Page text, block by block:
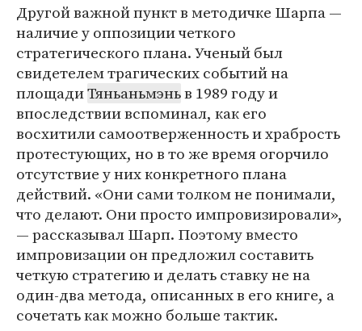
Другой важной пункт в методичке Шарпа —
наличие у оппозиции четкого
стратегического плана. Ученый был
свидетелем трагических событий на
площадиТяньаньмэньв 1989 году и
впоследствии вспоминал, как его
восхитили самоотверженность и храбрость
протестующих, но в то же время огорчило
отсутствие у них конкретного плана
действий. «Они сами толком не понимали,
что делают. Они просто импровизировали»,
— рассказывал Шарп. Поэтому вместо
импровизации он предложил составить
четкую стратегию и делать ставку не на
один-два метода, описанных в его книге, а
сочетать как можно больше тактик.